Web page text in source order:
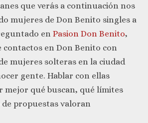
que verás a continuación nos
mujeres de Don Benito singles a
en Pasion Don Benito,
contactos en Don Benito con
mujeres solteras en la ciudad
gente. Hablar con ellas
mejor qué buscan, qué límites
propuestas valoran